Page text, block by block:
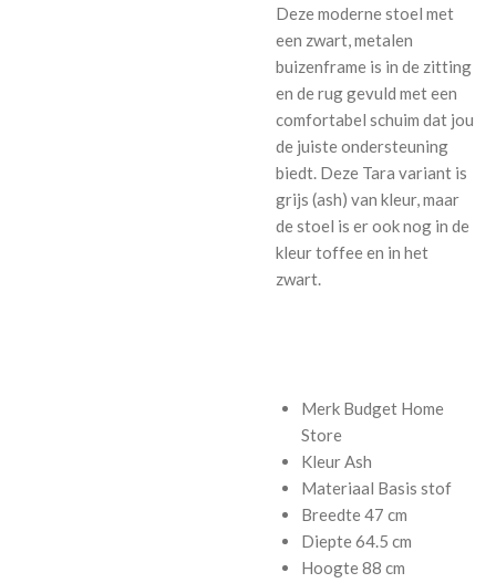
Deze moderne stoel met
een zwart, metalen
buizenframe is in de zitting
en de rug gevuld met een
comfortabel schuim dat jou
de juiste ondersteuning
biedt. Deze Tara variant is
grijs (ash) van kleur, maar
de stoel is er ook nog in de
kleur toffee en in het
zwart.
Merk Budget Home
Store
KleurAsh
Materiaal Basis stof
Breedte47 cm
Diepte64.5 cm
Hoogte88 cm